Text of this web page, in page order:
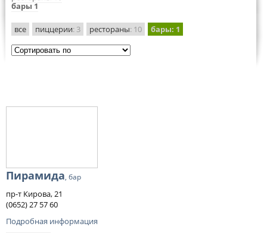
бары 1
все пиццерии: 3 рестораны: 10 бары: 1
Пирамида, бар
пр-т Кирова, 21
(0652) 27 57 60
Подробная информация